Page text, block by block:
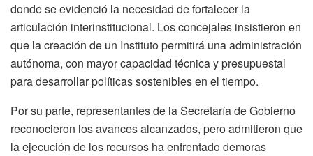
donde se evidenció la necesidad de fortalecer la
articulación interinstitucional. Los concejales insistieron en
que la creación de un Instituto permitirá una administración
autónoma, con mayor capacidad técnica y presupuestal
para desarrollar políticas sostenibles en el tiempo.
Por su parte, representantes de la Secretaría de Gobierno
reconocieron los avances alcanzados, pero admitieron que
la ejecución de los recursos ha enfrentado demoras